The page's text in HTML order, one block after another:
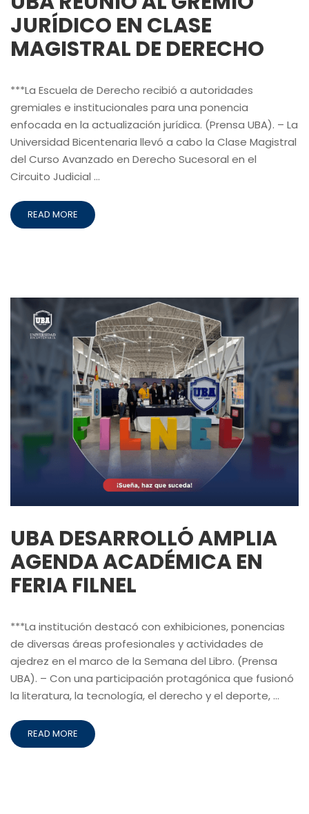
JURÍDICO EN CLASE
MAGISTRAL DE DERECHO
***La Escuela de Derecho recibió a autoridades
gremiales e institucionales para una ponencia
enfocada en la actualización jurídica. (Prensa UBA). – La
Universidad Bicentenaria llevó a cabo la Clase Magistral
del Curso Avanzado en Derecho Sucesoral en el
Circuito Judicial …
READ MORE
UBA DESARROLLÓ AMPLIA
AGENDA ACADÉMICA EN
FERIA FILNEL
***La institución destacó con exhibiciones, ponencias
de diversas áreas profesionales y actividades de
ajedrez en el marco de la Semana del Libro. (Prensa
UBA). – Con una participación protagónica que fusionó
la literatura, la tecnología, el derecho y el deporte, …
READ MORE